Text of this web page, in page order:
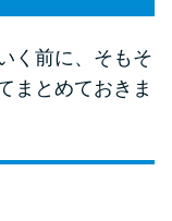
らお金を借り
と借りた場合
理由
く前に、そもそ
まとめておきま